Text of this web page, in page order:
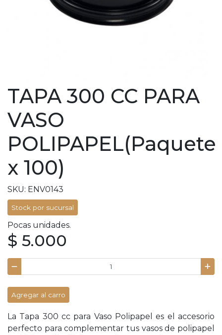
TAPA 300 CC PARA
VASO
POLIPAPEL(Paquete
x 100)
SKU: ENV0143
Stock por sucursal
Pocas unidades.
$ 5.000
Agregar al carro
La Tapa 300 cc para Vaso Polipapel es el accesorio
perfecto para complementar tus vasos de polipapel